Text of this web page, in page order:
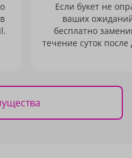
Если букет не
ваших
бесплатно
течение суток после